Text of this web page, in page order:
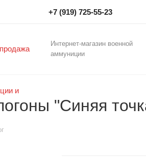
+7 (919) 725-55-23
Интернет-магазин военной
аммуниции
"Синяя